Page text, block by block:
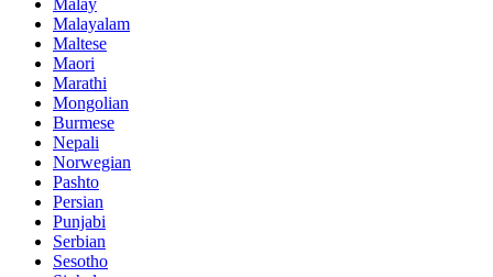
Malay
Malayalam
Maltese
Maori
Marathi
Mongolian
Burmese
Nepali
Norwegian
Pashto
Persian
Punjabi
Serbian
Sesotho